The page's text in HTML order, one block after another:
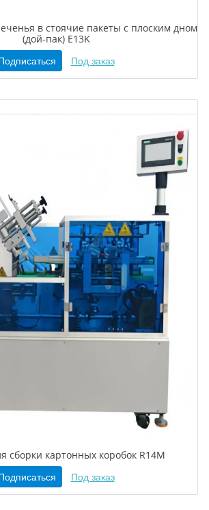
в стоячие пакеты с плоским дном
(дой-пак) E13K
Под заказ
сборки картонных коробок R14M
Под заказ